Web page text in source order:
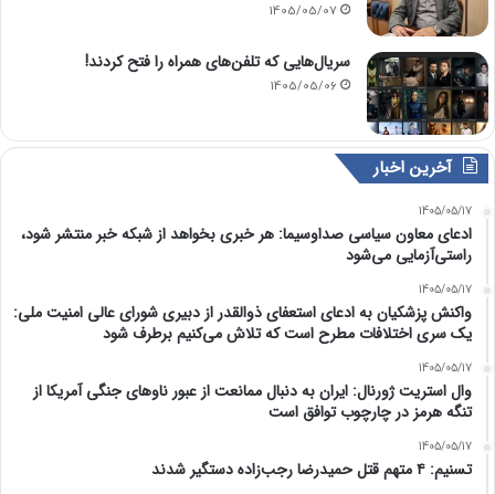
1405/05/07
سریال‌هایی که تلفن‌های همراه را فتح کردند!
1405/05/06
آخرین اخبار
1405/05/17
ادعای معاون سیاسی صداوسیما: هر خبری بخواهد از شبکه خبر منتشر شود،
راستی‌آزمایی می‌شود
1405/05/17
واکنش پزشکیان به ادعای استعفای ذوالقدر از دبیری شورای عالی امنیت ملی:
یک سری اختلافات مطرح است که تلاش می‌کنیم برطرف شود
1405/05/17
وال استریت ژورنال: ایران به دنبال ممانعت از عبور ناوهای جنگی آمریکا از
تنگه هرمز در چارچوب توافق است
1405/05/17
تسنیم: ۴ متهم قتل حمیدرضا رجب‌زاده دستگیر شدند